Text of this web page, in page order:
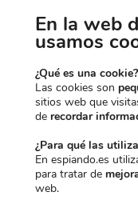
En la web
usamos
¿Qué es una cookie?
Las cookies son
sitios web que
de recordar
¿Para qué las
En espiando.es
para tratar de
web.